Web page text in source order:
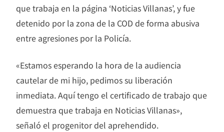
que trabaja en la página ‘Noticias Villanas’, y fue
detenido por la zona de la COD de forma abusiva
entre agresiones por la Policía.
«Estamos esperando la hora de la audiencia
cautelar de mi hijo, pedimos su liberación
inmediata. Aquí tengo el certificado de trabajo que
demuestra que trabaja en Noticias Villanas»,
señaló el progenitor del aprehendido.